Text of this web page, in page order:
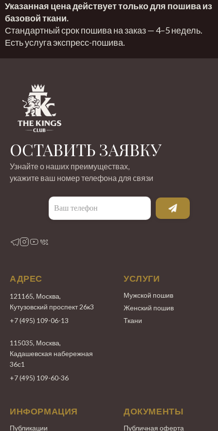
Указанная цена действует только для пошива из
базовой ткани.
Стандартный срок пошива на заказ — 4–5 недель.
Есть услуга экспресс-пошива.
ОСТАВИТЬ ЗАЯВКУ
Узнайте о наших преимуществах,
укажите ваш номер телефона для связи
АДРЕС
121165, Москва,
Кутузовский проспект 26к3
+7 (495) 109-06-13
115035, Москва,
Кадашевская набережная
36с1
+7 (495) 109-60-36
УСЛУГИ
Мужской пошив
Женский пошив
Ткани
ИНФОРМАЦИЯ
Публикации
ДОКУМЕНТЫ
Публичная оферта